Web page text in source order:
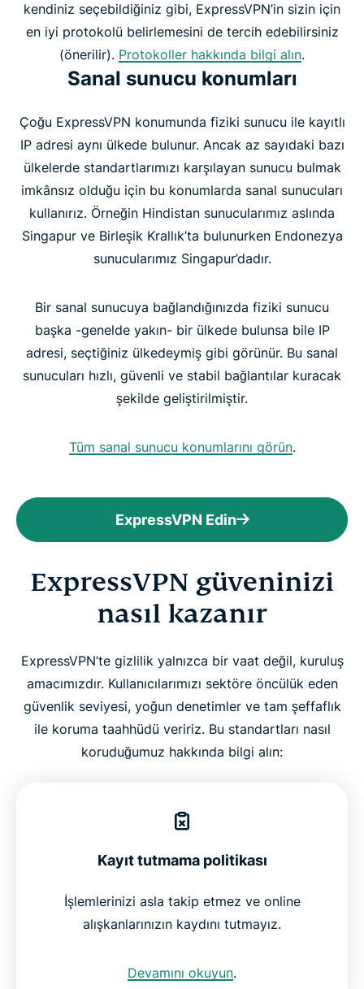
kendiniz seçebildiğiniz gibi, ExpressVPN’in sizin için
en iyi protokolü belirlemesini de tercih edebilirsiniz
(önerilir). Protokoller hakkında bilgi alın.
Sanal sunucu konumları
Çoğu ExpressVPN konumunda fiziki sunucu ile kayıtlı
IP adresi aynı ülkede bulunur. Ancak az sayıdaki bazı
ülkelerde standartlarımızı karşılayan sunucu bulmak
imkânsız olduğu için bu konumlarda sanal sunucuları
kullanırız. Örneğin Hindistan sunucularımız aslında
Singapur ve Birleşik Krallık’ta bulunurken Endonezya
sunucularımız Singapur’dadır.
Bir sanal sunucuya bağlandığınızda fiziki sunucu
başka -genelde yakın- bir ülkede bulunsa bile IP
adresi, seçtiğiniz ülkedeymiş gibi görünür. Bu sanal
sunucuları hızlı, güvenli ve stabil bağlantılar kuracak
şekilde geliştirilmiştir.
Tüm sanal sunucu konumlarını görün.
ExpressVPN Edin
ExpressVPN güveninizi
nasıl kazanır
ExpressVPN’te gizlilik yalnızca bir vaat değil, kuruluş
amacımızdır. Kullanıcılarımızı sektöre öncülük eden
güvenlik seviyesi, yoğun denetimler ve tam şeffaflık
ile koruma taahhüdü veririz. Bu standartları nasıl
koruduğumuz hakkında bilgi alın:
Kayıt tutmama politikası
İşlemlerinizi asla takip etmez ve online
alışkanlarınızın kaydını tutmayız.
Devamını okuyun.